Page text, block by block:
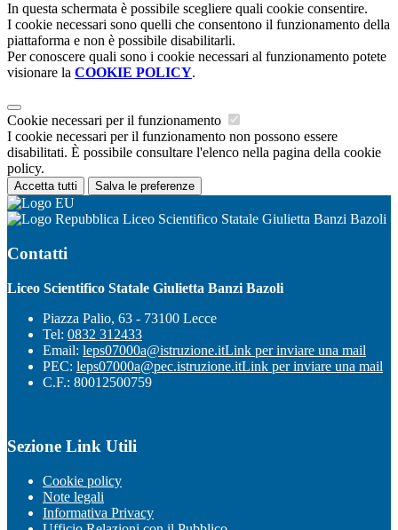
In questa schermata è possibile scegliere quali cookie consentire.
I cookie necessari sono quelli che consentono il funzionamento della
piattaforma e non è possibile disabilitarli.
Per conoscere quali sono i cookie necessari al funzionamento potete
visionare la COOKIE POLICY.
Cookie necessari per il funzionamento
I cookie necessari per il funzionamento non possono essere
disabilitati. È possibile consultare l'elenco nella pagina della cookie
policy.
Accetta tutti Salva le preferenze
Liceo Scientifico Statale Giulietta Banzi Bazoli
Contatti
Liceo Scientifico Statale Giulietta Banzi Bazoli
Piazza Palio, 63 - 73100 Lecce
Tel: 0832 312433
Email: leps07000a@istruzione.itLink per inviare una mail
PEC: leps07000a@pec.istruzione.itLink per inviare una mail
C.F.: 80012500759
Sezione Link Utili
Cookie policy
Note legali
Informativa Privacy